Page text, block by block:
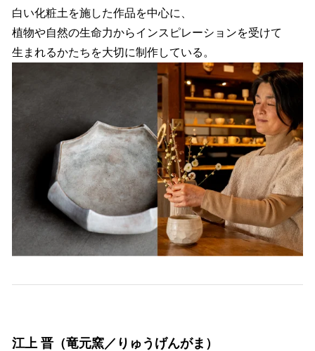
白い化粧土を施した作品を中心に、
植物や自然の生命力からインスピレーションを受けて
生まれるかたちを大切に制作している。
江上 晋（竜元窯／りゅうげんがま）